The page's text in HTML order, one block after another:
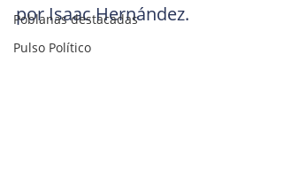
Poblanas destacadas
Pulso Político
por Isaac Hernández.